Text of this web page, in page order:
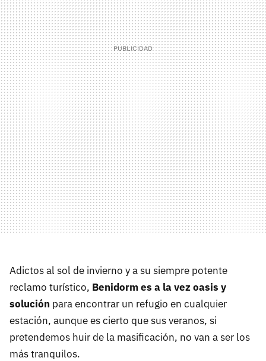
Adictos al sol de invierno y a su siempre potente
reclamo turístico, Benidorm es a la vez oasis y
solución para encontrar un refugio en cualquier
estación, aunque es cierto que sus veranos, si
pretendemos huir de la masificación, no van a ser los
más tranquilos.